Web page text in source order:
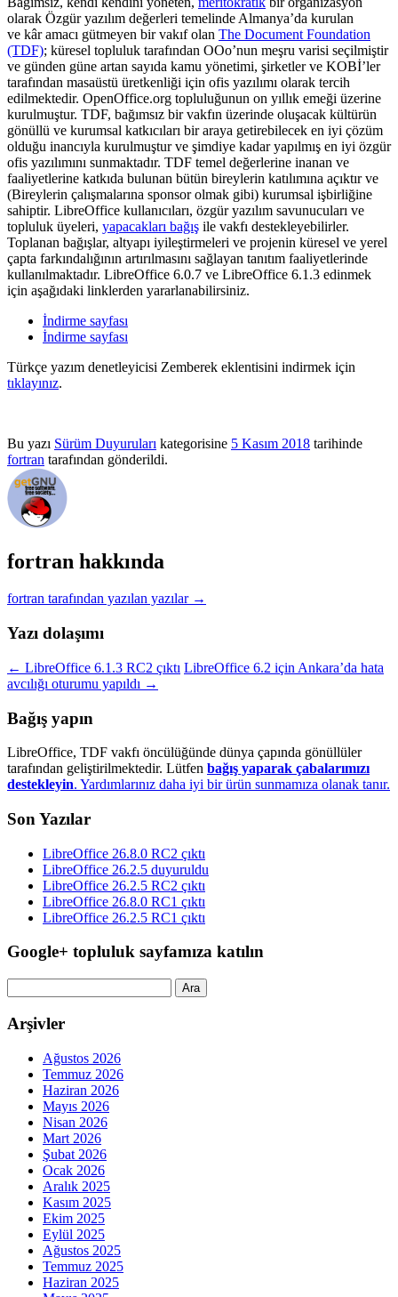
olarak Özgür yazılım değerleri temelinde Almanya’da kurulan
ve kâr amacı gütmeyen bir vakıf olan The Document Foundation
(TDF); küresel topluluk tarafından OOo’nun meşru varisi seçilmiştir
ve günden güne artan sayıda kamu yönetimi, şirketler ve KOBİ’ler
tarafından masaüstü üretkenliği için ofis yazılımı olarak tercih
edilmektedir. OpenOffice.org topluluğunun on yıllık emeği üzerine
kurulmuştur. TDF, bağımsız bir vakfın üzerinde oluşacak kültürün
gönüllü ve kurumsal katkıcıları bir araya getirebilecek en iyi çözüm
olduğu inancıyla kurulmuştur ve şimdiye kadar yapılmış en iyi özgür
ofis yazılımını sunmaktadır. TDF temel değerlerine inanan ve
faaliyetlerine katkıda bulunan bütün bireylerin katılımına açıktır ve
(Bireylerin çalışmalarına sponsor olmak gibi) kurumsal işbirliğine
sahiptir. LibreOffice kullanıcıları, özgür yazılım savunucuları ve
topluluk üyeleri, yapacakları bağış ile vakfı destekleyebilirler.
Toplanan bağışlar, altyapı iyileştirmeleri ve projenin küresel ve yerel
çapta farkındalığının artırılmasını sağlayan tanıtım faaliyetlerinde
kullanılmaktadır. LibreOffice 6.0.7 ve LibreOffice 6.1.3 edinmek
için aşağıdaki linklerden yararlanabilirsiniz.
İndirme sayfası
İndirme sayfası
Türkçe yazım denetleyicisi Zemberek eklentisini indirmek için
tıklayınız.
Bu yazı Sürüm Duyuruları kategorisine 5 Kasım 2018 tarihinde
fortran tarafından gönderildi.
fortran hakkında
fortran tarafından yazılan yazılar →
Yazı dolaşımı
← LibreOffice 6.1.3 RC2 çıktı LibreOffice 6.2 için Ankara’da hata
avcılığı oturumu yapıldı →
Bağış yapın
LibreOffice, TDF vakfı öncülüğünde dünya çapında gönüllüler
tarafından geliştirilmektedir. Lütfen bağış yaparak çabalarımızı
destekleyin. Yardımlarınız daha iyi bir ürün sunmamıza olanak tanır.
Son Yazılar
LibreOffice 26.8.0 RC2 çıktı
LibreOffice 26.2.5 duyuruldu
LibreOffice 26.2.5 RC2 çıktı
LibreOffice 26.8.0 RC1 çıktı
LibreOffice 26.2.5 RC1 çıktı
Google+ topluluk sayfamıza katılın
Arşivler
Ağustos 2026
Temmuz 2026
Haziran 2026
Mayıs 2026
Nisan 2026
Mart 2026
Şubat 2026
Ocak 2026
Aralık 2025
Kasım 2025
Ekim 2025
Eylül 2025
Ağustos 2025
Temmuz 2025
Haziran 2025